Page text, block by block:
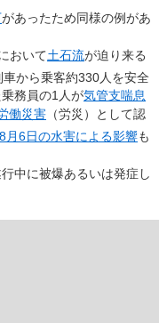
があったため同様の例があ
おいて土石流が迫り来る
車から乗客約330人を安全
務員の1人が気管支喘息
働災害 （労災）として認
月6日の水害による影響も
中に被爆あるいは発症し